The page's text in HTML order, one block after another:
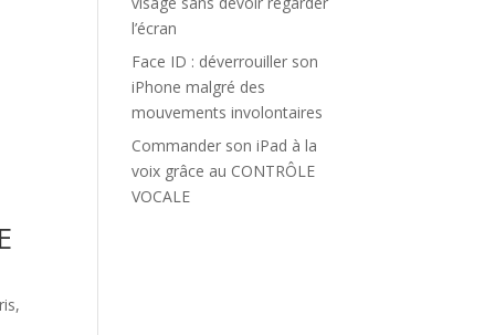
l’écran
Face ID : déverrouiller son
iPhone malgré des
mouvements involontaires
Commander son iPad à la
voix grâce au CONTRÔLE
VOCALE